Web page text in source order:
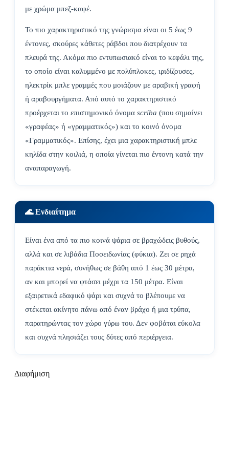
με χρώμα μπεζ-καφέ.
Το πιο χαρακτηριστικό της γνώρισμα είναι οι 5 έως 9
έντονες, σκούρες κάθετες ράβδοι που διατρέχουν τα
πλευρά της. Ακόμα πιο εντυπωσιακό είναι το κεφάλι της,
το οποίο είναι καλυμμένο με πολύπλοκες, ιριδίζουσες,
ηλεκτρίκ μπλε γραμμές που μοιάζουν με αραβική γραφή
ή αραβουργήματα. Από αυτό το χαρακτηριστικό
προέρχεται το επιστημονικό όνομα scriba (που σημαίνει
«γραφέας» ή «γραμματικός») και το κοινό όνομα
«Γραμματικός». Επίσης, έχει μια χαρακτηριστική μπλε
κηλίδα στην κοιλιά, η οποία γίνεται πιο έντονη κατά την
αναπαραγωγή.
🌊 Ενδιαίτημα
Είναι ένα από τα πιο κοινά ψάρια σε βραχώδεις βυθούς,
αλλά και σε λιβάδια Ποσειδωνίας (φύκια). Ζει σε ρηχά
παράκτια νερά, συνήθως σε βάθη από 1 έως 30 μέτρα,
αν και μπορεί να φτάσει μέχρι τα 150 μέτρα. Είναι
εξαιρετικά εδαφικό ψάρι και συχνά το βλέπουμε να
στέκεται ακίνητο πάνω από έναν βράχο ή μια τρύπα,
παρατηρώντας τον χώρο γύρω του. Δεν φοβάται εύκολα
και συχνά πλησιάζει τους δύτες από περιέργεια.
Διαφήμιση